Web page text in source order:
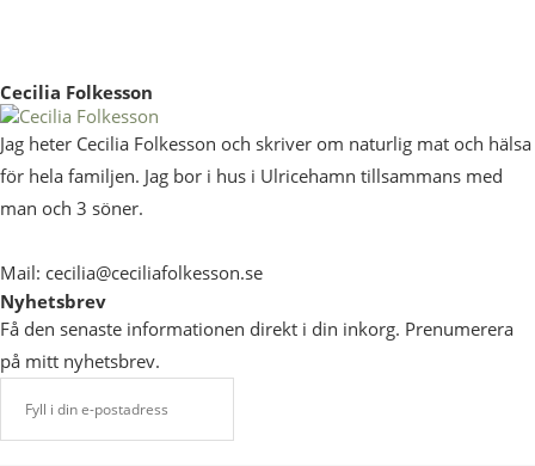
Cecilia Folkesson
Jag heter Cecilia Folkesson och skriver om naturlig mat och hälsa
för hela familjen. Jag bor i hus i Ulricehamn tillsammans med
man och 3 söner.
Mail: cecilia@ceciliafolkesson.se
Nyhetsbrev
Få den senaste informationen direkt i din inkorg. Prenumerera
på mitt nyhetsbrev.